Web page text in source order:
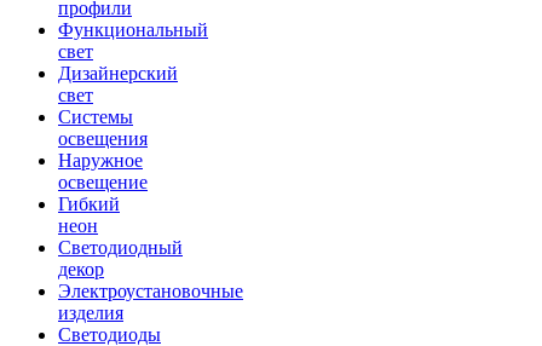
профили
Функциональный
свет
Дизайнерский
свет
Системы
освещения
Наружное
освещение
Гибкий
неон
Светодиодный
декор
Электроустановочные
изделия
Светодиоды